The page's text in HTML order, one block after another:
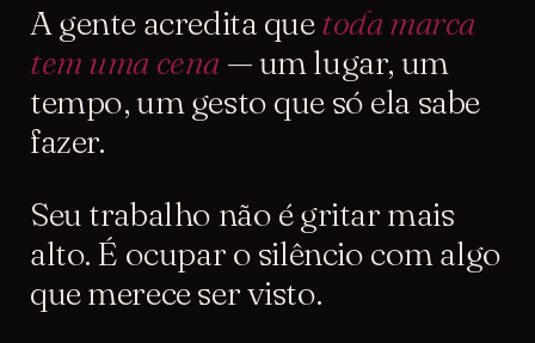
A gente acredita quetoda marca
tem uma cena — um lugar, um
tempo, um gesto que só ela sabe
fazer.
Seu trabalho não é gritar mais
alto. É ocupar o silêncio com algo
que merece ser visto.